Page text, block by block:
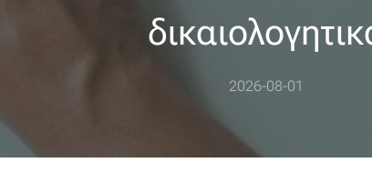
2026-08-01